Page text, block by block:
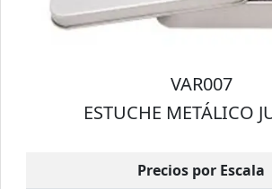
VAR007
ESTUCHE METÁLICO
Precios por Escala